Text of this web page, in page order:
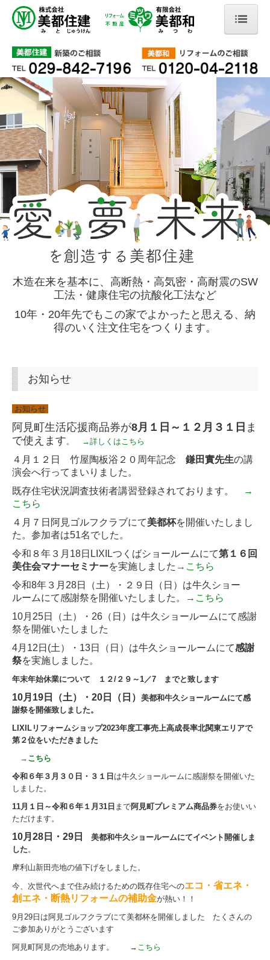
ホーム
お知らせ
抗酸化陶板浴 和予定表
美都住建の家づくり
安心して暮らせる住まいづくり
会社情報
新築施工事例
つくば市 N様邸
店舗・公共施設例
60坪以上の高級住宅
高耐震住宅
介護ショップ・愛すまいる
無料見積・お問い合わせ
内覧会
マナーセミナー
木造在来を基本に、高断熱・高気密・高耐震のSW
工法・健康住宅の抗酸化工法など
10年・20年先でもこの家でよかったと思える、納
得のいく注文住宅をつくります。
お知らせ
お知らせ
阿見町生活応援商品券が8月１日～１２月３１日 ま
で使えます。 →詳しくはこちら
４月１２日 竹屋陶板浴２０周年記念 鎌田實先生の講
演会へ行ってまいりました。
既存住宅状況調査技術者講習登録されております。
→
こちら
４月７日 阿見ゴルフクラブにて美都杯を開催いたしまし
た。参加者は51名でした。
令和８年３月18日LIXILつくばショールームにて第１６回
美住会マナーセミナーを実施しました →こちら
令和8年３月28日（土）・２９日（日）は牛久ショー
ルームにて感謝祭を開催いたしました。
→こちら
10月25日（土）・26（日）は牛久ショールームにて感謝
祭を開催いたしました
4月12日(土）・13日（日） は牛久ショールームにて感謝
祭を実施しました。
年末年始休業について １２/２９～1／7 までと致します
10月19日（土）・20日（日） 美都和牛久ショールームにて感
謝祭を開催致しました。
LIXILリフォームショップ2023年度工事売上高成長率北関東エリアで
第２位をいただきました
→こちら
令和６年３月３０日・３１日 は牛久ショールームに感謝祭を開催いた
しました。
11月１日～令和６年１月31日 まで阿見町プレミアム商品券をお使いい
ただけます。
10月28日・29日
美都和牛久ショールームにてイベント開催しま
した。
摩利山新田売地の値下げをしました。
今、次世代へまで住み続けるための既存住宅へのエコ・省エネ・
創エネ・断熱リフォームの補助金が熱い！！
9月29日は阿見ゴルフクラブにて美都杯を開催しました たくさんの
ご参加ありがとうございます
阿見町阿見の売地あります。 → こちら